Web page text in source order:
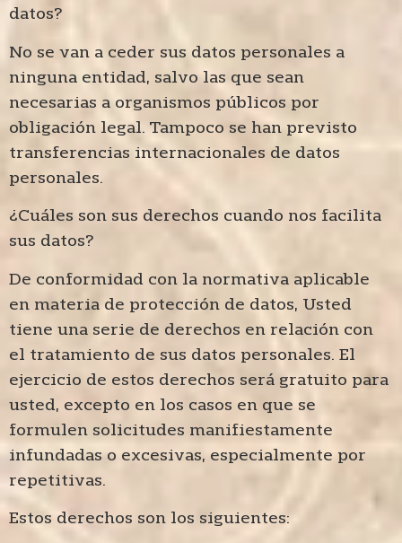
datos?
No se van a ceder sus datos personales a
ninguna entidad, salvo las que sean
necesarias a organismos públicos por
obligación legal. Tampoco se han previsto
transferencias internacionales de datos
personales.
¿Cuáles son sus derechos cuando nos facilita
sus datos?
De conformidad con la normativa aplicable
en materia de protección de datos, Usted
tiene una serie de derechos en relación con
el tratamiento de sus datos personales. El
ejercicio de estos derechos será gratuito para
usted, excepto en los casos en que se
formulen solicitudes manifiestamente
infundadas o excesivas, especialmente por
repetitivas.
Estos derechos son los siguientes: